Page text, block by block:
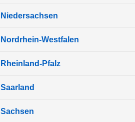
Niedersachsen
Nordrhein-Westfalen
Rheinland-Pfalz
Saarland
Sachsen